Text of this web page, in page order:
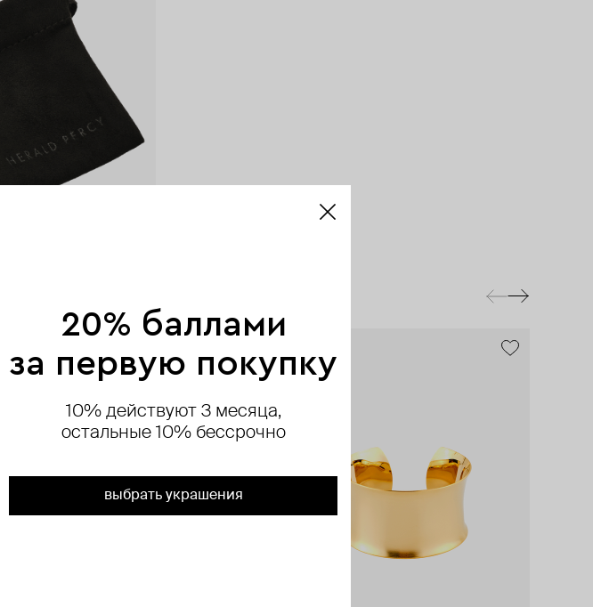
20% баллами
за первую покупку
10% действуют 3 месяца,
остальные 10% бессрочно
выбрать украшения